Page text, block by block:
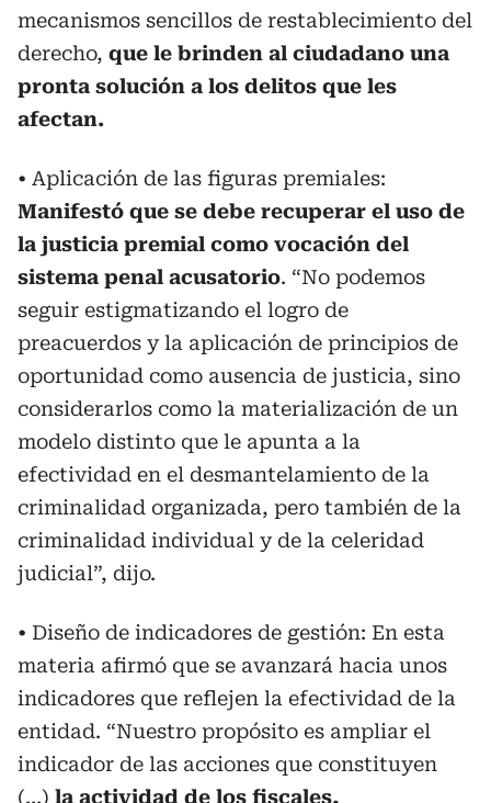
mecanismos sencillos de restablecimiento del
derecho, que le brinden al ciudadano una
pronta solución a los delitos que les
afectan.
• Aplicación de las figuras premiales:
Manifestó que se debe recuperar el uso de
la justicia premial como vocación del
sistema penal acusatorio. “No podemos
seguir estigmatizando el logro de
preacuerdos y la aplicación de principios de
oportunidad como ausencia de justicia, sino
considerarlos como la materialización de un
modelo distinto que le apunta a la
efectividad en el desmantelamiento de la
criminalidad organizada, pero también de la
criminalidad individual y de la celeridad
judicial”, dijo.
• Diseño de indicadores de gestión: En esta
materia afirmó que se avanzará hacia unos
indicadores que reflejen la efectividad de la
entidad. “Nuestro propósito es ampliar el
indicador de las acciones que constituyen
(…) la actividad de los fiscales,